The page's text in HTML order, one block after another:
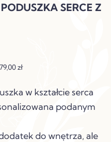
SERCE Z
zł
zł
79,00zł
w kształcie serca
podanym
do wnętrza, ale